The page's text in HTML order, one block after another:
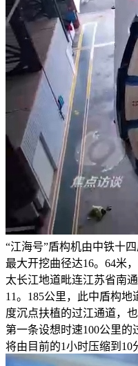
“江海号”盾构机由中铁十
最大开挖曲径达16。64米
太长江地道毗连江苏省南
11。185公里，此中盾构地
度沉点扶植的过江通道，
第一条设想时速100公里的
将由目前的1小时压缩到10